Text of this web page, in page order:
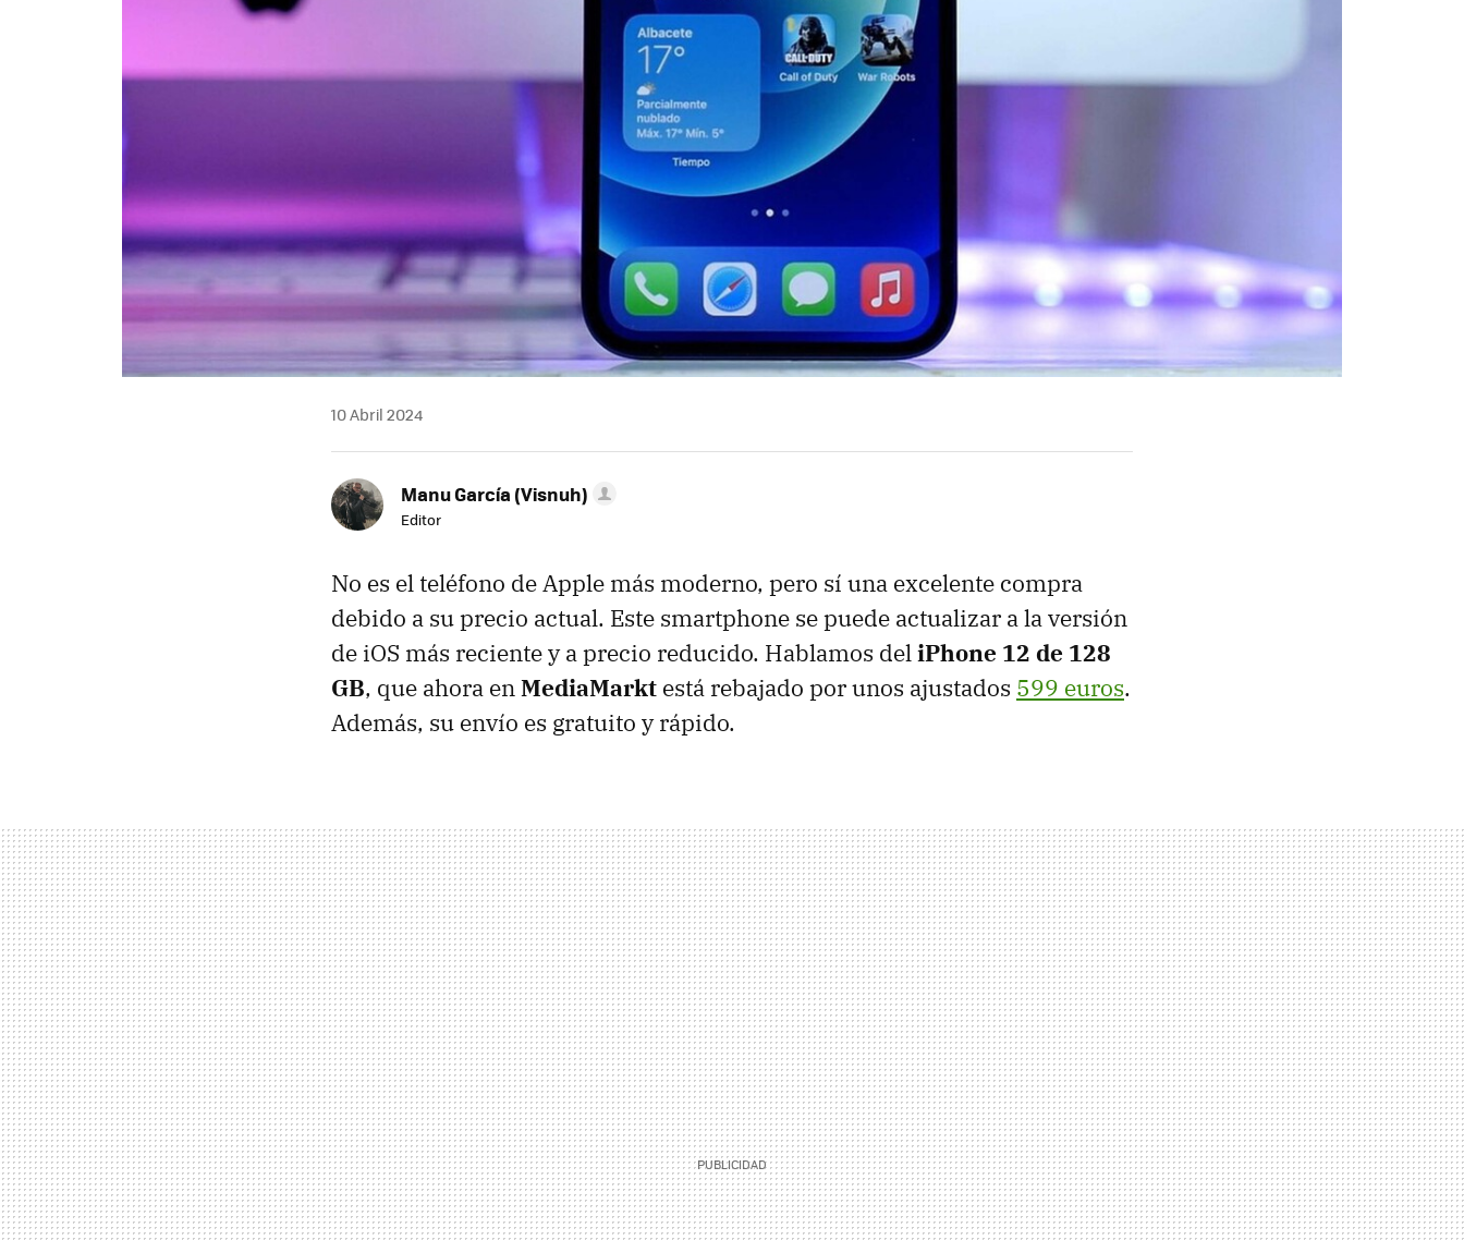
10 Abril 2024
Manu García (Visnuh)
Editor
No es el teléfono de Apple más moderno, pero sí una excelente compra
debido a su precio actual. Este smartphone se puede actualizar a la versión
de iOS más reciente y a precio reducido. Hablamos deliPhone 12 de 128
GB, que ahora enMediaMarkt está rebajado por unos ajustados 599 euros.
Además, su envío es gratuito y rápido.